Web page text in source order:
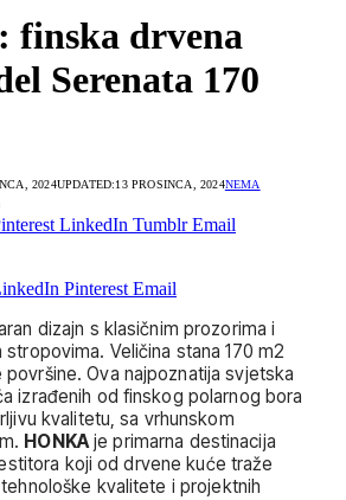
finska drvena
Serenata 170
2024UPDATED:13 PROSINCA, 2024NEMA
LinkedIn Tumblr Email
Pinterest Email
dizajn s klasičnim prozorima i
Veličina stana 170 m2
Ova najpoznatija svjetska
izrađenih od finskog polarnog bora
kvalitetu, sa vrhunskom
HONKAje primarna destinacija
koji od drvene kuće traže
kvalitete i projektnih